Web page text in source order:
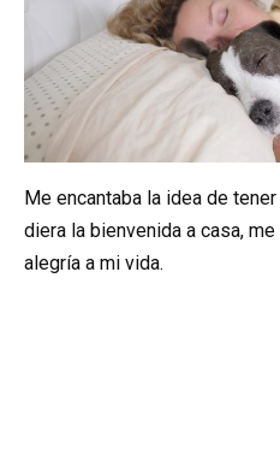
Me encantaba la idea de
diera la bienvenida a casa,
alegría a mi vida.